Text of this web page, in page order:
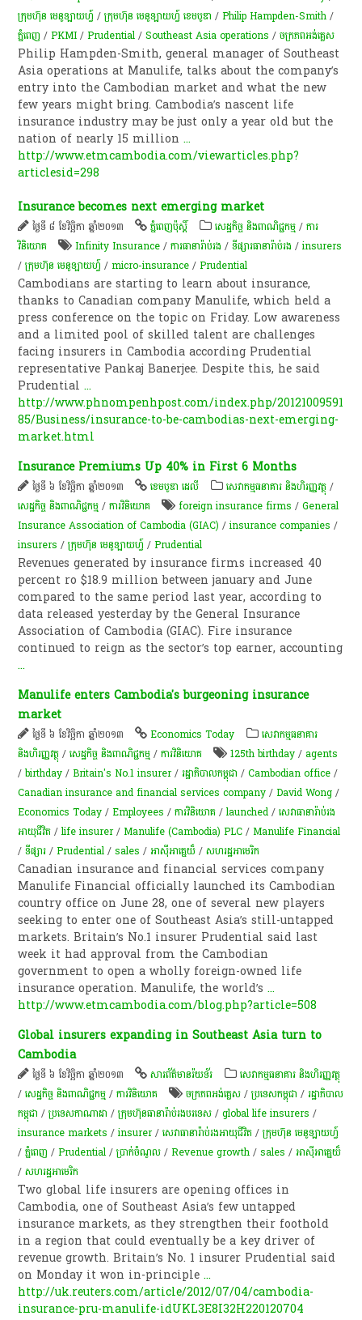
ក្រុមហ៊ុន មេនូឡាយហ្វ៍ /ក្រុមហ៊ុន មេនូឡាយហ្វ៍ ខេមបូឌា /Philip Hampden-Smith /
ភ្នំពេញ /PKMI /Prudential /Southeast Asia operations /ចក្រភពអង់គ្លេស​
Philip Hampden-Smith, general manager of Southeast
Asia operations at Manulife, talks about the company’s
entry into the Cambodian market and what the new
few years might bring. Cambodia’s nascent life
insurance industry may be just only a year old but the
nation of nearly 15 million...
http://www.etmcambodia.com/viewarticles.php?
articlesid=298
Insurance becomes next emerging market
ថ្ងៃទី ៨ ខែវិច្ឆិកា ឆ្នាំ២០១៣ ភ្នំពេញប៉ុស្តិ៍ សេដ្ឋកិច្ច និងពាណិជ្ជកម្ម /ការ
វិនិយោគ
Infinity Insurance /ការធានា​រ៉ាប់រង /ទីផ្សារ​ធានា​រ៉ាប់រង​ /insurers
/ក្រុមហ៊ុន មេនូឡាយហ្វ៍ /micro-insurance /Prudential
Cambodians are starting to learn about insurance,
thanks to Canadian company Manulife, which held a
press conference on the topic on Friday. Low awareness
and a limited pool of skilled talent are challenges
facing insurers in Cambodia according Prudential
representative Pankaj Banerjee. Despite this, he said
Prudential...
http://www.phnompenhpost.com/index.php/20121009591
85/Business/insurance-to-be-cambodias-next-emerging-
market.html
Insurance Premiums Up 40% in First 6 Months
ថ្ងៃទី ៦ ខែវិច្ឆិកា ឆ្នាំ២០១៣ ខេមបូឌា ដេលី សេវាកម្មធនាគារ និងហិរញ្ញវត្ថុ /
សេដ្ឋកិច្ច និងពាណិជ្ជកម្ម /ការវិនិយោគ foreign insurance firms /General
Insurance Association of Cambodia (GIAC) /insurance companies /
insurers /ក្រុមហ៊ុន មេនូឡាយហ្វ៍ /Prudential
Revenues generated by insurance firms increased 40
percent ro $18.9 million between january and June
compared to the same period last year, according to
data released yesterday by the General Insurance
Association of Cambodia (GIAC). Fire insurance
continued to reign as the sector’s top earner, accounting
...
Manulife enters Cambodia's burgeoning insurance
market
ថ្ងៃទី ៦ ខែវិច្ឆិកា ឆ្នាំ២០១៣ Economics Today
សេវាកម្មធនាគារ
និងហិរញ្ញវត្ថុ /សេដ្ឋកិច្ច និងពាណិជ្ជកម្ម /ការវិនិយោគ 125th birthday /agents
/birthday /Britain's No.1 insurer/រដ្ឋាភិបាលកម្ពុជា /Cambodian office /
Canadian insurance and financial services company /David Wong /
Economics Today /Employees /ការវិនិយោគ /launched /សេវា​ធានា​រ៉ាប់រង​​
អាយុ​ជីវិត​ /life insurer/Manulife (Cambodia) PLC /Manulife Financial
/ទីផ្សារ /Prudential /sales /អាស៊ីអាគ្នេយ៏ /សហរដ្ឋអាមេរិក
Canadian insurance and financial services company
Manulife Financial officially launched its Cambodian
country office on June 28, one of several new players
seeking to enter one of Southeast Asia’s still-untapped
markets. Britain’s No.1 insurer Prudential said last
week it had approval from the Cambodian
government to open a wholly foreign-owned life
insurance operation. Manulife, the world’s...
http://www.etmcambodia.com/blog.php?article=508
Global insurers expanding in Southeast Asia turn to
Cambodia
ថ្ងៃទី ៦ ខែវិច្ឆិកា ឆ្នាំ២០១៣ សា​រព័ត៌មាន​រ៉យទ័រ​
សេវាកម្មធនាគារ និងហិរញ្ញវត្ថុ
/សេដ្ឋកិច្ច និងពាណិជ្ជកម្ម /ការវិនិយោគ ចក្រភពអង់គ្លេស /ប្រទេសកម្ពុជា /រដ្ឋាភិបាល
កម្ពុជា /ប្រទេសកាណាដា /​ក្រុមហ៊ុន​ធានា​រ៉ាប់រង​បរទេស /global life insurers /
insurance markets /insurer/សេវា​ធានា​រ៉ាប់រង​​អាយុ​ជីវិត​ /ក្រុមហ៊ុន មេនូឡាយហ្វ៍
/ភ្នំពេញ /Prudential /ប្រាក់​ចំណូល​ /Revenue growth /sales /អាស៊ីអាគ្នេយ៏
/សហរដ្ឋអាមេរិក
Two global life insurers are opening offices in
Cambodia, one of Southeast Asia’s few untapped
insurance markets, as they strengthen their foothold
in a region that could eventually be a key driver of
revenue growth. Britain’s No. 1 insurer Prudential said
on Monday it won in-principle...
http://uk.reuters.com/article/2012/07/04/cambodia-
insurance-pru-manulife-idUKL3E8I32H220120704